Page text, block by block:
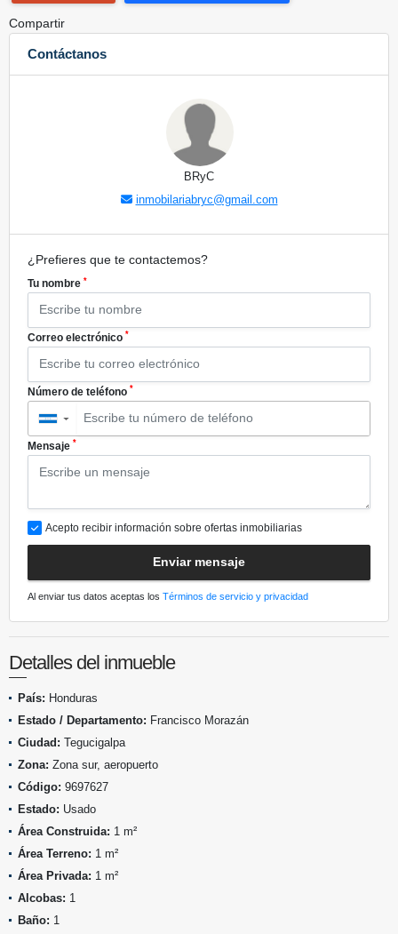
Compartir
Contáctanos
BRyC
inmobilariabryc@gmail.com
¿Prefieres que te contactemos?
Tu nombre *
Correo electrónico *
Número de teléfono *
▼
Mensaje *
Acepto recibir información sobre ofertas inmobiliarias
Enviar mensaje
Al enviar tus datos aceptas los Términos de servicio y privacidad
Detalles del inmueble
País: Honduras
Estado / Departamento: Francisco Morazán
Ciudad: Tegucigalpa
Zona: Zona sur, aeropuerto
Código: 9697627
Estado: Usado
Área Construida: 1 m²
Área Terreno: 1 m²
Área Privada: 1 m²
Alcobas: 1
Baño: 1